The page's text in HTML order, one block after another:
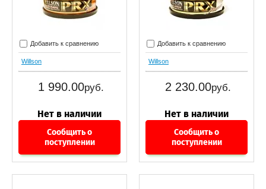
Добавить к сравнению
Willson
1 990.00руб.
Сообщить о
поступлении
Добавить к сравнению
Willson
2 230.00руб.
Сообщить о
поступлении